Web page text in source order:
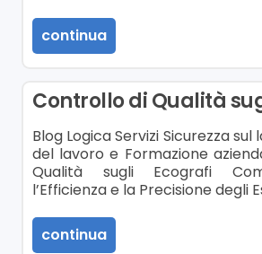
continua
Controllo di Qualità
Blog Logica Servizi Sicurezza sul
del lavoro e Formazione
Qualità sugli Ecografi
l’Efficienza e la Precisione degli
continua